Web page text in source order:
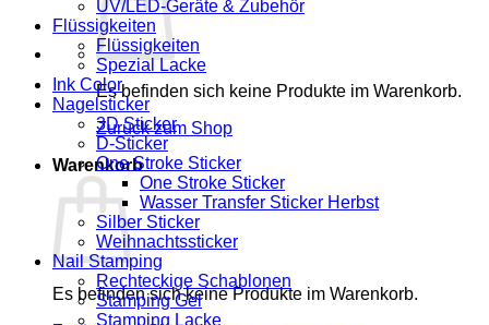
Es befinden sich keine Produkte im Warenkorb.
Zurück zum Shop
Warenkorb
Es befinden sich keine Produkte im Warenkorb.
UV/LED-Geräte & Zubehör
Flüssigkeiten
Flüssigkeiten
Spezial Lacke
Ink Color
Nagelsticker
3D Sticker
D-Sticker
One Stroke Sticker
One Stroke Sticker
Wasser Transfer Sticker Herbst
Silber Sticker
Weihnachtssticker
Nail Stamping
Rechteckige Schablonen
Stamping Gel
Stamping Lacke